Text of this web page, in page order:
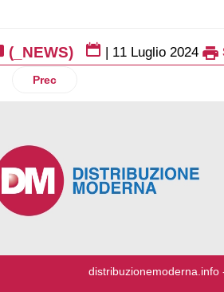
(_NEWS) | 11 Luglio 2024
Articolo precedente: Grey Goose
Prec